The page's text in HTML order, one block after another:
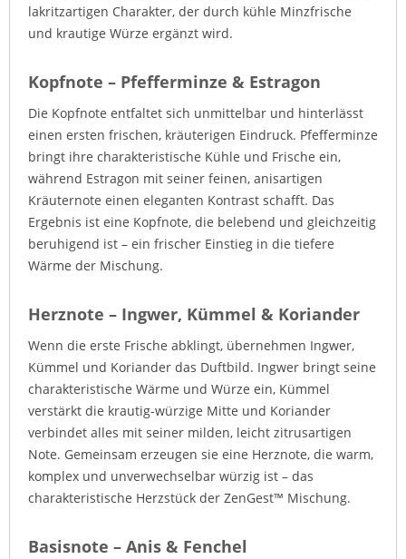
lakritzartigen Charakter, der durch kühle Minzfrische
und krautige Würze ergänzt wird.
Kopfnote – Pfefferminze & Estragon
Die Kopfnote entfaltet sich unmittelbar und hinterlässt
einen ersten frischen, kräuterigen Eindruck. Pfefferminze
bringt ihre charakteristische Kühle und Frische ein,
während Estragon mit seiner feinen, anisartigen
Kräuternote einen eleganten Kontrast schafft. Das
Ergebnis ist eine Kopfnote, die belebend und gleichzeitig
beruhigend ist – ein frischer Einstieg in die tiefere
Wärme der Mischung.
Herznote – Ingwer, Kümmel & Koriander
Wenn die erste Frische abklingt, übernehmen Ingwer,
Kümmel und Koriander das Duftbild. Ingwer bringt seine
charakteristische Wärme und Würze ein, Kümmel
verstärkt die krautig-würzige Mitte und Koriander
verbindet alles mit seiner milden, leicht zitrusartigen
Note. Gemeinsam erzeugen sie eine Herznote, die warm,
komplex und unverwechselbar würzig ist – das
charakteristische Herzstück der ZenGest™ Mischung.
Basisnote – Anis & Fenchel